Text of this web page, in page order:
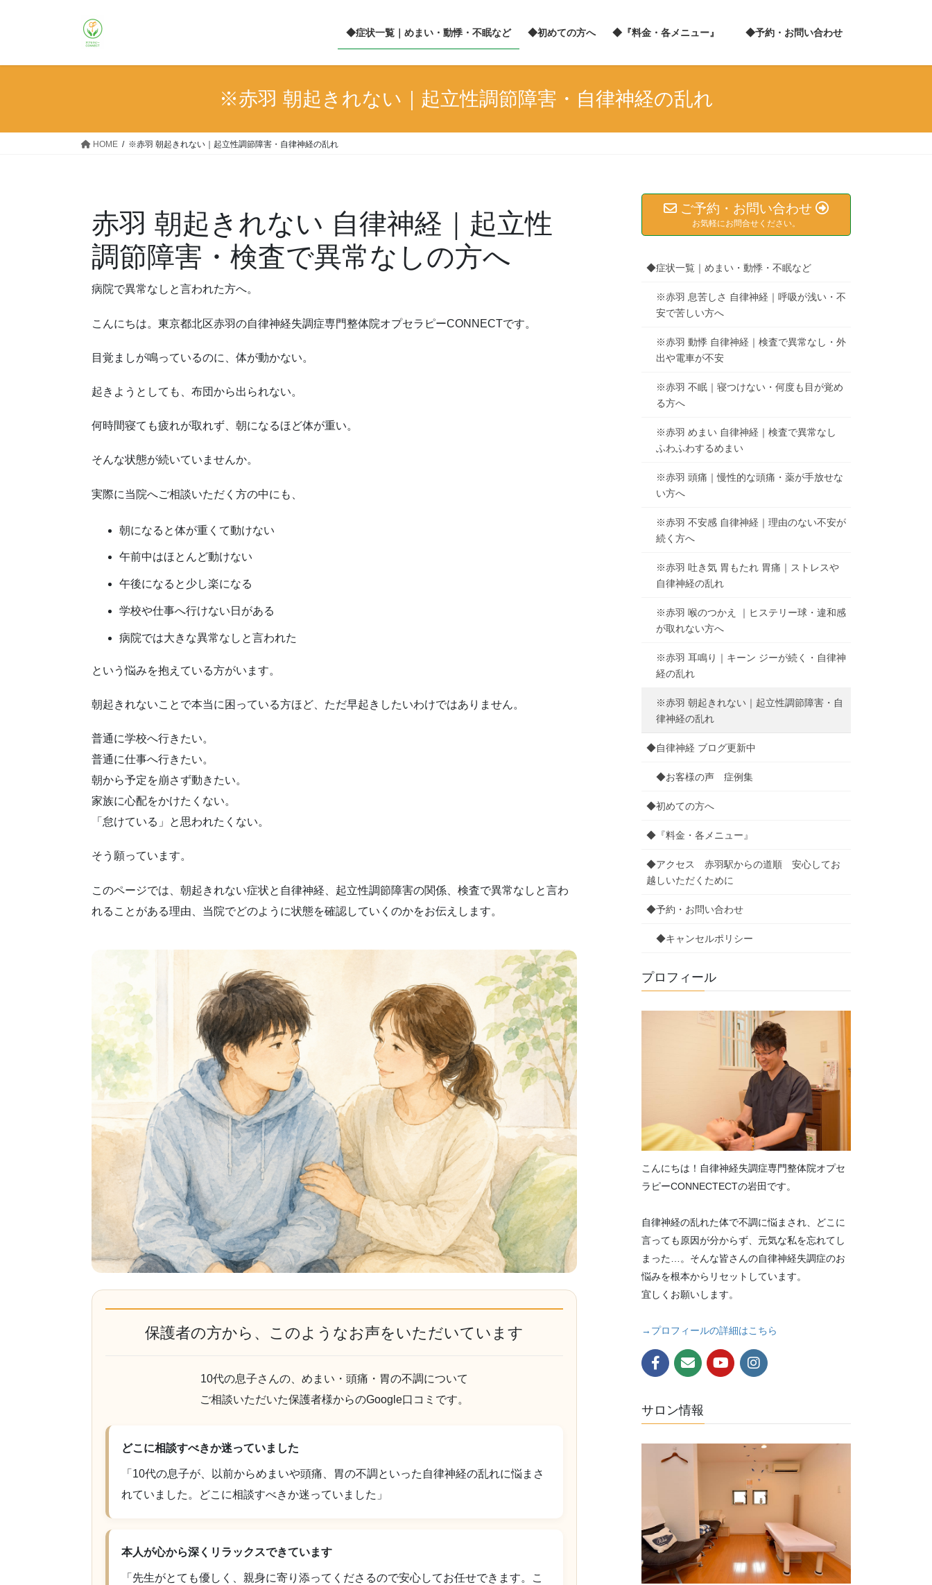
◆症状一覧｜めまい・動悸・不眠など ◆初めての方へ ◆『料金・各メニュー』 ◆予約・お問い合わせ
※赤羽 朝起きれない｜起立性調節障害・自律神経の乱れ
HOME ※赤羽 朝起きれない｜起立性調節障害・自律神経の乱れ
赤羽 朝起きれない 自律神経｜起立性
調節障害・検査で異常なしの方へ
病院で異常なしと言われた方へ。
こんにちは。東京都北区赤羽の自律神経失調症専門整体院オプセラピーCONNECTです。
目覚ましが鳴っているのに、体が動かない。
起きようとしても、布団から出られない。
何時間寝ても疲れが取れず、朝になるほど体が重い。
そんな状態が続いていませんか。
実際に当院へご相談いただく方の中にも、
朝になると体が重くて動けない
午前中はほとんど動けない
午後になると少し楽になる
学校や仕事へ行けない日がある
病院では大きな異常なしと言われた
という悩みを抱えている方がいます。
朝起きれないことで本当に困っている方ほど、ただ早起きしたいわけではありません。
普通に学校へ行きたい。
普通に仕事へ行きたい。
朝から予定を崩さず動きたい。
家族に心配をかけたくない。
「怠けている」と思われたくない。
そう願っています。
このページでは、朝起きれない症状と自律神経、起立性調節障害の関係、検査で異常なしと言わ
れることがある理由、当院でどのように状態を確認していくのかをお伝えします。
保護者の方から、このようなお声をいただいています
10代の息子さんの、めまい・頭痛・胃の不調について
ご相談いただいた保護者様からのGoogle口コミです。
どこに相談すべきか迷っていました
「10代の息子が、以前からめまいや頭痛、胃の不調といった自律神経の乱れに悩まさ
れていました。どこに相談すべきか迷っていました」
本人が心から深くリラックスできています
「先生がとても優しく、親身に寄り添ってくださるので安心してお任せできます。こ
ご予約・お問い合わせ
お気軽にお問合せください。
◆症状一覧｜めまい・動悸・不眠など
※赤羽 息苦しさ 自律神経｜呼吸が浅い・不
安で苦しい方へ
※赤羽 動悸 自律神経｜検査で異常なし・外
出や電車が不安
※赤羽 不眠｜寝つけない・何度も目が覚め
る方へ
※赤羽 めまい 自律神経｜検査で異常なし
ふわふわするめまい
※赤羽 頭痛｜慢性的な頭痛・薬が手放せな
い方へ
※赤羽 不安感 自律神経｜理由のない不安が
続く方へ
※赤羽 吐き気 胃もたれ 胃痛｜ストレスや
自律神経の乱れ
※赤羽 喉のつかえ ｜ヒステリー球・違和感
が取れない方へ
※赤羽 耳鳴り｜キーン ジーが続く・自律神
経の乱れ
※赤羽 朝起きれない｜起立性調節障害・自
律神経の乱れ
◆自律神経 ブログ更新中
◆お客様の声 症例集
◆初めての方へ
◆『料金・各メニュー』
◆アクセス 赤羽駅からの道順 安心してお
越しいただくために
◆予約・お問い合わせ
◆キャンセルポリシー
プロフィール
こんにちは！自律神経失調症専門整体院オプセ
ラピーCONNECTECTの岩田です。
自律神経の乱れた体で不調に悩まされ、どこに
言っても原因が分からず、元気な私を忘れてし
まった…。そんな皆さんの自律神経失調症のお
悩みを根本からリセットしています。
宜しくお願いします。
→プロフィールの詳細はこちら
サロン情報